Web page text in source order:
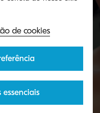
maneiras.
de cookies